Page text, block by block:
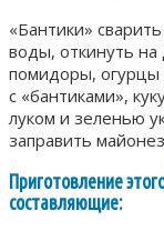
«Бантики»
воды, откинуть на
помидоры, огурцы
с «бантиками»,
луком и зеленью
заправить
Приготовление
составляющие: